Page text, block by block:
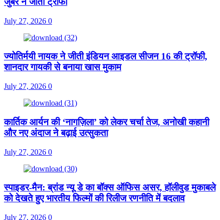
July 27, 2026 0
ज्योतिर्मयी नायक ने जीती इंडियन आइडल सीजन 16 की ट्रॉफी,
शानदार गायकी से बनाया खास मुकाम
July 27, 2026 0
कार्तिक आर्यन की ‘नागज़िला’ को लेकर चर्चा तेज, अनोखी कहानी
और नए अंदाज ने बढ़ाई उत्सुकता
July 27, 2026 0
स्पाइडर-मैन: ब्रांड न्यू डे का बॉक्स ऑफिस असर, हॉलीवुड मुकाबले
को देखते हुए भारतीय फिल्मों की रिलीज रणनीति में बदलाव
July 27, 2026 0